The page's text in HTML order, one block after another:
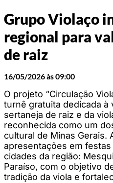
Grupo Violaço
regional para
de raiz
16/05/2026 às 09:00
O projeto “Circulação
turnê gratuita dedicada à
sertaneja de raiz e da
reconhecida como um
cultural de Minas Gerais.
apresentações em
cidades da região:
Paraíso, com o objetivo
tradição da viola e